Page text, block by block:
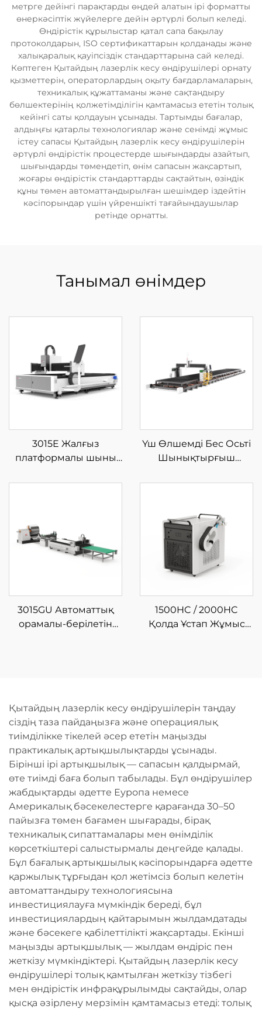
метрге дейінгі парақтарды өңдей алатын ірі форматты
өнеркәсіптік жүйелерге дейін әртүрлі болып келеді.
Өндірістік құрылыстар қатал сапа бақылау
протоколдарын, ISO сертификаттарын қолданады және
халықаралық қауіпсіздік стандарттарына сай келеді.
Көптеген Қытайдың лазерлік кесу өндірушілері орнату
қызметтерін, операторлардың оқыту бағдарламаларын,
техникалық құжаттаманы және сақтандыру
бөлшектерінің қолжетімділігін қамтамасыз ететін толық
кейінгі саты қолдауын ұсынады. Тартымды бағалар,
алдыңғы қатарлы технологиялар және сенімді жұмыс
істеу сапасы Қытайдың лазерлік кесу өндірушілерін
әртүрлі өндірістік процестерде шығындарды азайтып,
шығындарды төмендетіп, өнім сапасын жақсартып,
жоғары өндірістік стандарттарды сақтайтын, өзіндік
құны төмен автоматтандырылған шешімдер іздейтін
кәсіпорындар үшін үйреншікті тағайындаушылар
ретінде орнатты.
Танымал өнімдер
3015E Жалғыз
платформалы шыны
машинасы
Үш Өлшемді Бес Осьті
Шынықтырғыш
Машинасы
3015GU Автоматтық
орамалы-берілетін
1500HC / 2000HC
Қолда Ұстап Жұмыс
Қытайдың лазерлік кесу өндірушілерін таңдау
сіздің таза пайдаңызға және операциялық
тиімділікке тікелей әсер ететін маңызды
практикалық артықшылықтарды ұсынады.
Бірінші ірі артықшылық — сапасын қалдырмай,
өте тиімді баға болып табылады. Бұл өндірушілер
жабдықтарды әдетте Еуропа немесе
Америкалық бәсекелестерге қарағанда 30–50
пайызға төмен бағамен шығарады, бірақ
техникалық сипаттамалары мен өнімділік
көрсеткіштері салыстырмалы деңгейде қалады.
Бұл бағалық артықшылық кәсіпорындарға әдетте
қаржылық тұрғыдан қол жетімсіз болып келетін
автоматтандыру технологиясына
инвестициялауға мүмкіндік береді, бұл
инвестициялардың қайтарымын жылдамдатады
және бәсекеге қабілеттілікті жақсартады. Екінші
маңызды артықшылық — жылдам өндіріс пен
жеткізу мүмкіндіктері. Қытайдың лазерлік кесу
өндірушілері толық қамтылған жеткізу тізбегі
мен өндірістік инфрақұрылымды сақтайды, олар
қысқа әзірлену мерзімін қамтамасыз етеді: толық